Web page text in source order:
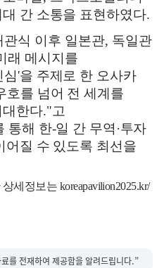
간 소통을 표현하였다.
식 이후 일본관, 독일관
래 메시지를
심'을 주제로 한 오사카
호를 넘어 전 세계를
대한다."고
통해 한-일 간 무역 ·투자
어질 수 있도록 최선을
상세정보는 koreapavilion2025.kr/
를 전재하여 제공함을 알려드립니다.”